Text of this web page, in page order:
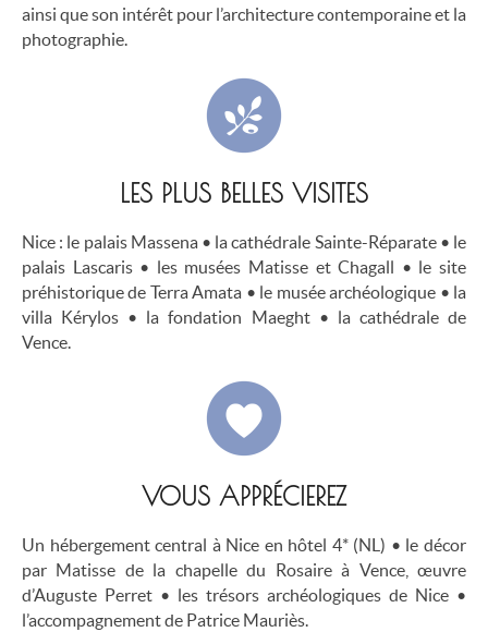
ainsi que son intérêt pour l’architecture contemporaine et la
photographie.
LES PLUS BELLES VISITES
Nice : le palais Massena • la cathédrale Sainte-Réparate • le
palais Lascaris • les musées Matisse et Chagall • le site
préhistorique de Terra Amata • le musée archéologique • la
villa Kérylos • la fondation Maeght • la cathédrale de
Vence.
VOUS APPRÉCIEREZ
Un hébergement central à Nice en hôtel 4* (NL) • le décor
par Matisse de la chapelle du Rosaire à Vence, œuvre
d’Auguste Perret • les trésors archéologiques de Nice •
l’accompagnement de Patrice Mauriès.